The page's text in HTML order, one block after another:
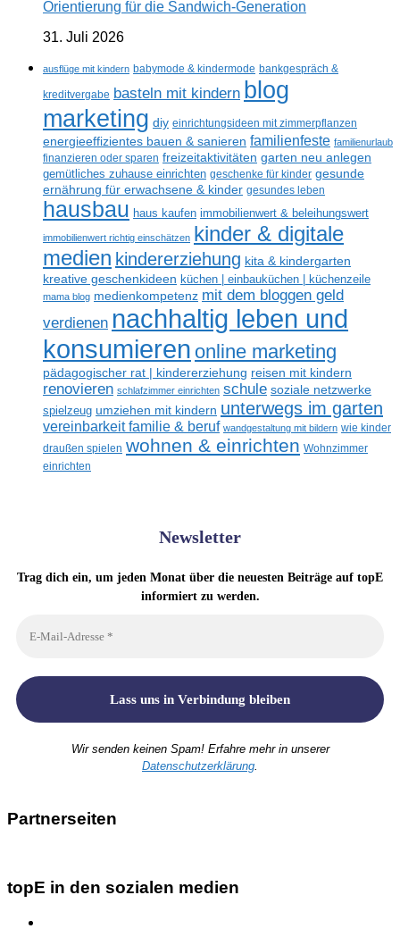
Orientierung für die Sandwich-Generation
31. Juli 2026
ausflüge mit kindern babymode & kindermode bankgespräch &
kreditvergabe basteln mit kindern blog
marketing diy einrichtungsideen mit zimmerpflanzen
energieeffizientes bauen & sanieren familienfeste familienurlaub
finanzieren oder sparen freizeitaktivitäten garten neu anlegen
gemütliches zuhause einrichten geschenke für kinder gesunde
ernährung für erwachsene & kinder gesundes leben
hausbau haus kaufen immobilienwert & beleihungswert
immobilienwert richtig einschätzen kinder & digitale
medien kindererziehung kita & kindergarten
kreative geschenkideen küchen | einbauküchen | küchenzeile
mama blog medienkompetenz mit dem bloggen geld
verdienen nachhaltig leben und
konsumieren online marketing
pädagogischer rat | kindererziehung reisen mit kindern
renovieren schlafzimmer einrichten schule soziale netzwerke
spielzeug umziehen mit kindern unterwegs im garten
vereinbarkeit familie & beruf wandgestaltung mit bildern wie kinder
draußen spielen wohnen & einrichten Wohnzimmer
einrichten
Newsletter
Trag dich ein, um jeden Monat über die neuesten Beiträge auf topE
informiert zu werden.
Wir senden keinen Spam! Erfahre mehr in unserer
Datenschutzerklärung
Partnerseiten
topE in den sozialen medien